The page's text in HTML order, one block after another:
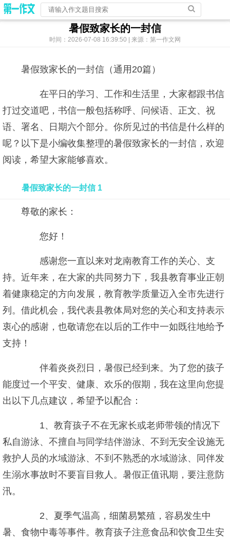
暑假致家长的一封信
时间：2026-07-08 16:39:50 | 来源：第一作文网
暑假致家长的一封信（通用20篇）
在平日的学习、工作和生活里，大家都跟书信
打过交道吧，书信一般包括称呼、问候语、正文、祝
语、署名、日期六个部分。你所见过的书信是什么样的
呢？以下是小编收集整理的暑假致家长的一封信，欢迎
阅读，希望大家能够喜欢。
暑假致家长的一封信 1
尊敬的家长：
您好！
感谢您一直以来对龙南教育工作的关心、支
持。近年来，在大家的共同努力下，我县教育事业正朝
着健康稳定的方向发展，教育教学质量迈入全市先进行
列。借此机会，我代表县教体局对您的关心和支持表示
衷心的感谢，也敬请您在以后的工作中一如既往地给予
支持！
伴着炎炎烈日，暑假已经到来。为了您的孩子
能度过一个平安、健康、欢乐的假期，我在这里向您提
出以下几点建议，希望予以配合：
1、教育孩子不在无家长或老师带领的情况下
私自游泳、不擅自与同学结伴游泳、不到无安全设施无
救护人员的水域游泳、不到不熟悉的水域游泳、同伴发
生溺水事故时不要盲目救人。暑假正值讯期，要注意防
汛。
2、夏季气温高，细菌易繁殖，容易发生中
暑、食物中毒等事件。教育孩子注意食品和饮食卫生安